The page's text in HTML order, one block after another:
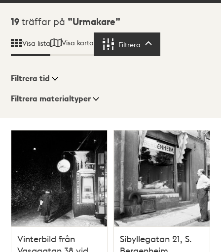
Sökresultat
19 träffar på Urmakare
Visa lista Visa karta Filtrera
Visningsläge
Filtrera tid
Filtrera materialtyper
Vinterbild från
Sibyllegatan 21, S.